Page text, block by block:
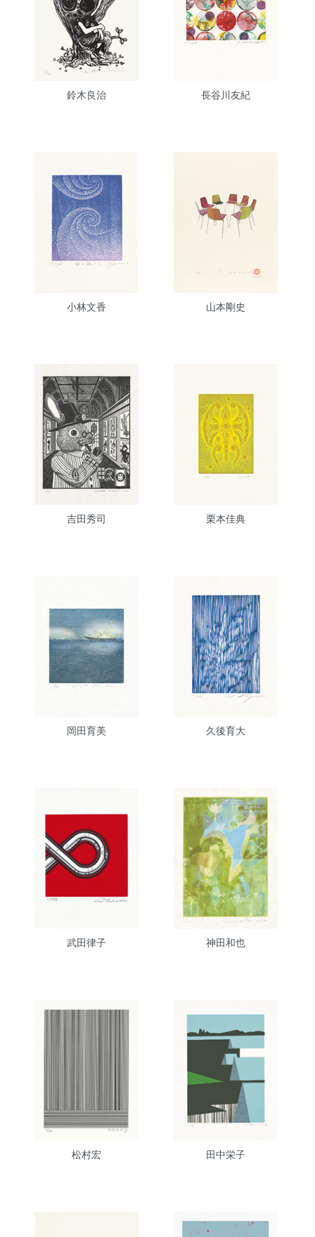
鈴木良治 長谷川友紀
小林文香 山本剛史
吉田秀司 栗本佳典
岡田育美 久後育大
武田律子 神田和也
松村宏 田中栄子